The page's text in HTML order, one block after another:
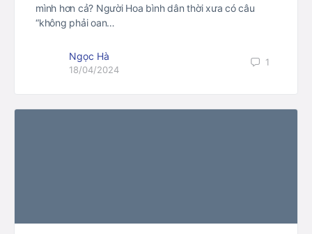
mình hơn cả? Người Hoa bình dân thời xưa có câu
“không phải oan…
Ngọc Hà
18/04/2024
1